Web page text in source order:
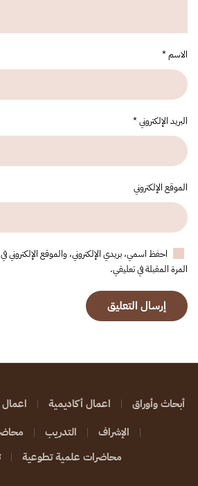
الاسم*
البريد الإلكتروني*
الموقع الإلكتروني
احفظ اسمي، بريدي الإلكتروني، والموقع
المرة المقبلة في تعليقي.
إرسال التعليق
أبحاث وأوراق اعمال أكاديمية اعمال
الإشراف
التدريب
محاضرات علمية تطوعية